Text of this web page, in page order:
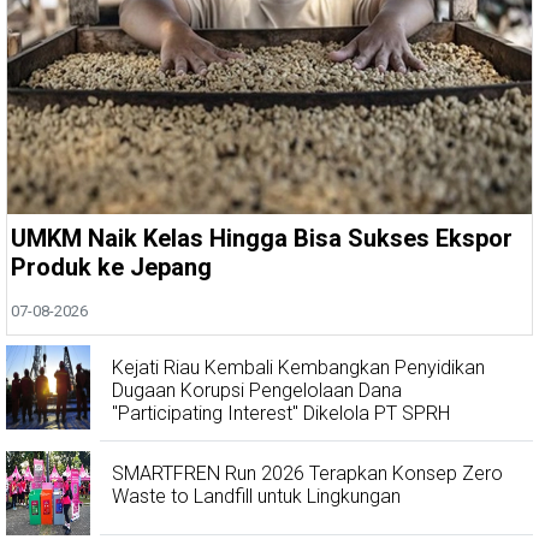
UMKM Naik Kelas Hingga Bisa Sukses Ekspor
Produk ke Jepang
07-08-2026
Kejati Riau Kembali Kembangkan Penyidikan
Dugaan Korupsi Pengelolaan Dana
"Participating Interest" Dikelola PT SPRH
SMARTFREN Run 2026 Terapkan Konsep Zero
Waste to Landfill untuk Lingkungan